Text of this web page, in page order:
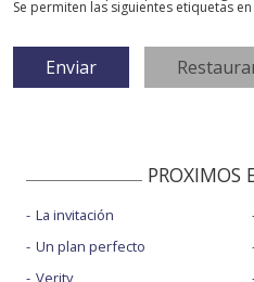
Se permiten las siguientes etiquetas
PROXIMOS
La invitación
Un plan perfecto
Verity